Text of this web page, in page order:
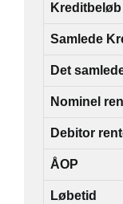
Kreditbeløb
Samlede
Det
Nominel
Debitor
ÅOP
Løbetid